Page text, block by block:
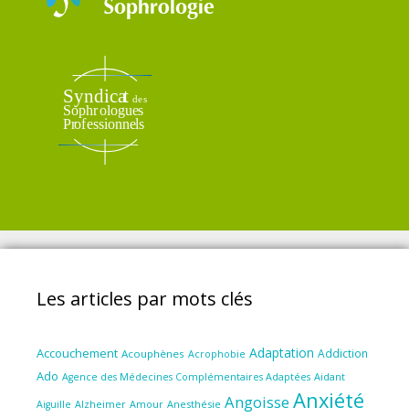
Les articles par mots clés
Accouchement Acouphènes Acrophobie Adaptation Addiction
Ado Agence des Médecines Complémentaires Adaptées Aidant
Aiguille Alzheimer Amour Anesthésie Angoisse Anxiété